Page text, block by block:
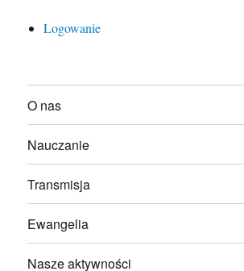
Logowanie
O nas
Nauczanie
Transmisja
Ewangelia
Nasze aktywności